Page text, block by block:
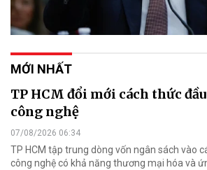
MỚI NHẤT
TP HCM đổi mới cách thức
công nghệ
07/08/2026 06:34
TP HCM tập trung dòng vốn ngân sách vào
công nghệ có khả năng thương mại hóa và